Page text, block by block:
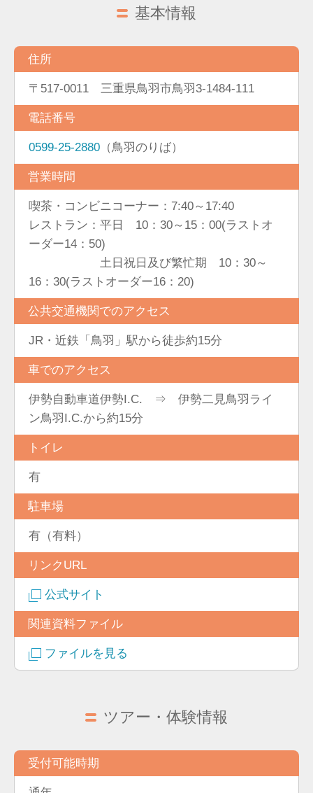
基本情報
住所
〒517-0011 三重県鳥羽市鳥羽3-1484-111
電話番号
0599-25-2880 （鳥羽のりば）
営業時間
喫茶・コンビニコーナー：7:40～17:40
レストラン：平日 10：30～15：00(ラストオ
ーダー14：50)
土日祝日及び繁忙期 10：30～
16：30(ラストオーダー16：20)
公共交通機関でのアクセス
JR・近鉄「鳥羽」駅から徒歩約15分
車でのアクセス
伊勢自動車道伊勢I.C. ⇒ 伊勢二見鳥羽ライ
ン鳥羽I.C.から約15分
トイレ
有
駐車場
有（有料）
リンクURL
公式サイト
関連資料ファイル
ファイルを見る
ツアー・体験情報
受付可能時期